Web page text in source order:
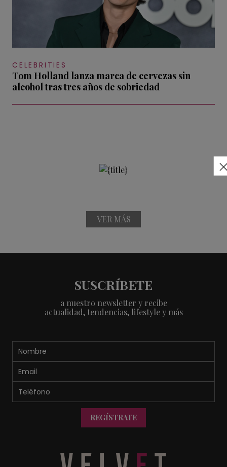
CELEBRITIES
Tom Holland lanza marca de cervezas sin
alcohol tras tres años de sobriedad
VER MÁS
SUSCRÍBETE
a nuestro newsletter y recibe
actualidad, tendencias, lifestyle y más
REGÍSTRATE